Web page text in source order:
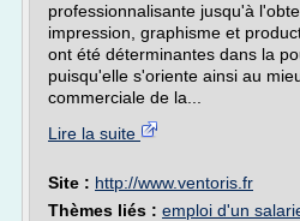
professionnalisante jusqu'à
impression, graphisme et
ont été déterminantes dans la
puisqu'elle s'oriente ainsi au
commerciale de la...
Lire la suite
Site : http://www.ventoris.fr
Thèmes liés : emploi d'un